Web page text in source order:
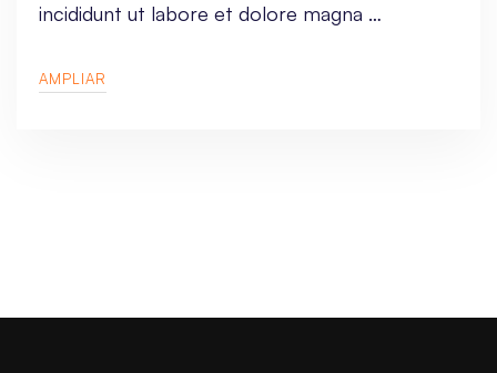
incididunt ut labore et dolore magna …
AMPLIAR